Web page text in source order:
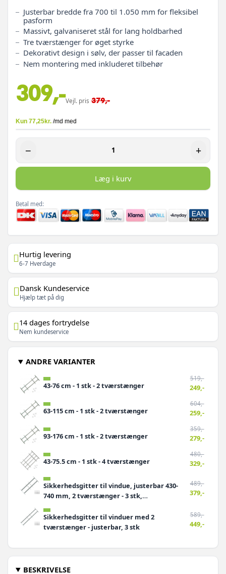
Justerbar bredde fra 700 til 1.050 mm for fleksibel
pasform
Massivt, galvaniseret stål for lang holdbarhed
Tre tværstænger for øget styrke
Dekorativt design i sølv, der passer til facaden
Nem montering med inkluderet tilbehør
309,-Vejl. pris 379,-
− +
Læg i kurv
Betal med:
Hurtig levering
6-7 Hverdage
Dansk Kundeservice
Hjælp tæt på dig
14 dages fortrydelse
Nem kundeservice
BESKRIVELSE
ANDRE VARIANTER
43-76 cm - 1 stk - 2 tværstænger
519,-
249,-
63-115 cm - 1 stk - 2 tværstænger
604,-
259,-
93-176 cm - 1 stk - 2 tværstænger
359,-
279,-
43-75.5 cm - 1 stk - 4 tværstænger
480,-
329,-
Sikkerhedsgitter til vindue, justerbar 430-
740 mm, 2 tværstænger - 3 stk,
489,-
379,-
Sikkerhedsgitter til vinduer med 2
tværstænger - justerbar, 3 stk
589,-
449,-
Sikkerhedsrist til vinduer - justerbar 430-
740 mm, 3 tværstænger, 3 stk
659,-
499,-